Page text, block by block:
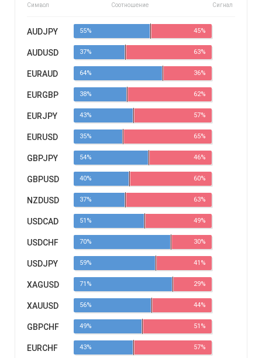
Символ Соотношение Сигнал
AUDJPY 55% 45%
AUDUSD 37% 63%
EURAUD 64% 36%
EURGBP 38% 62%
EURJPY 43% 57%
EURUSD 35% 65%
GBPJPY 54% 46%
GBPUSD 40% 60%
NZDUSD 37% 63%
USDCAD 51% 49%
USDCHF 70% 30%
USDJPY 59% 41%
XAGUSD 71% 29%
XAUUSD 56% 44%
GBPCHF 49% 51%
EURCHF 43% 57%